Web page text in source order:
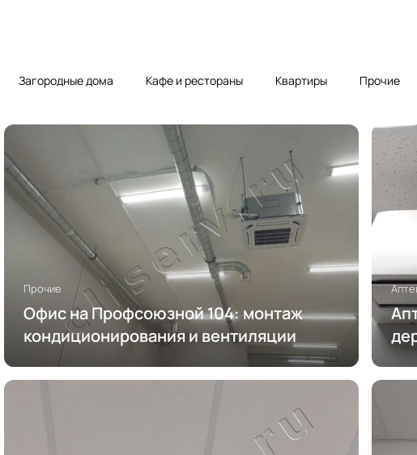
Загородные дома Кафе и рестораны Квартиры Прочие
Прочие
Офис на Профсоюзной 104: монтаж
кондиционирования и вентиляции